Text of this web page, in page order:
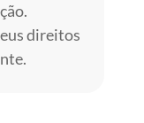
direitos